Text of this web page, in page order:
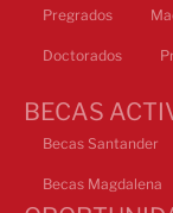
Pregrados
Doctorados
BECAS
Becas Santander
Becas Magdalena